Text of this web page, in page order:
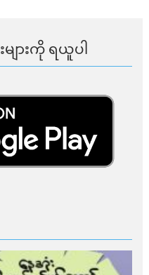
ျားကို ရယူပါ